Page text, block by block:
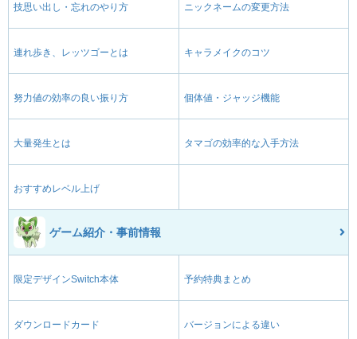
技思い出し・忘れのやり方 ニックネームの変更方法
連れ歩き、レッツゴーとは キャラメイクのコツ
努力値の効率の良い振り方 個体値・ジャッジ機能
大量発生とは タマゴの効率的な入手方法
おすすめレベル上げ
ゲーム紹介・事前情報
限定デザインSwitch本体 予約特典まとめ
ダウンロードカード バージョンによる違い